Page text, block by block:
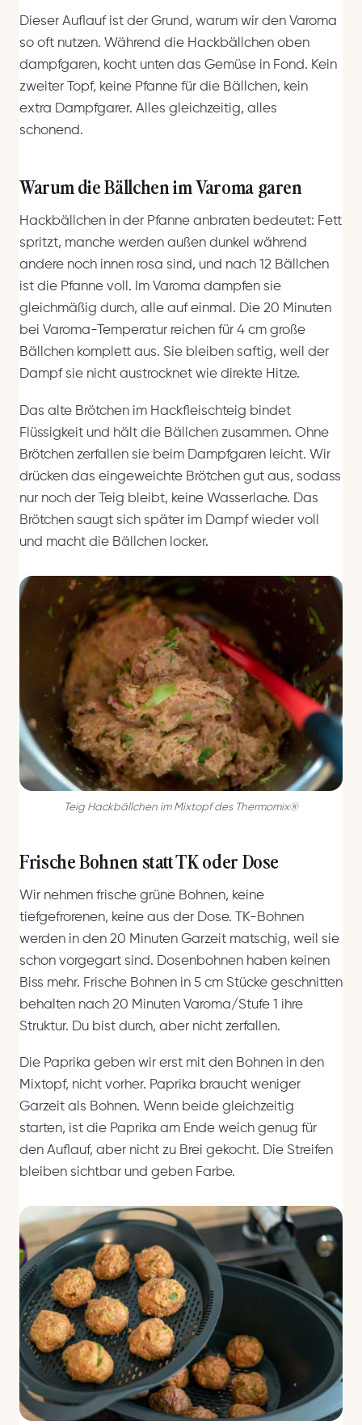
Dieser Auflauf ist der Grund, warum wir den Varoma
so oft nutzen. Während die Hackbällchen oben
dampfgaren, kocht unten das Gemüse in Fond. Kein
zweiter Topf, keine Pfanne für die Bällchen, kein
extra Dampfgarer. Alles gleichzeitig, alles
schonend.
Warum die Bällchen im Varoma garen
Hackbällchen in der Pfanne anbraten bedeutet: Fett
spritzt, manche werden außen dunkel während
andere noch innen rosa sind, und nach 12 Bällchen
ist die Pfanne voll. Im Varoma dampfen sie
gleichmäßig durch, alle auf einmal. Die 20 Minuten
bei Varoma-Temperatur reichen für 4 cm große
Bällchen komplett aus. Sie bleiben saftig, weil der
Dampf sie nicht austrocknet wie direkte Hitze.
Das alte Brötchen im Hackfleischteig bindet
Flüssigkeit und hält die Bällchen zusammen. Ohne
Brötchen zerfallen sie beim Dampfgaren leicht. Wir
drücken das eingeweichte Brötchen gut aus, sodass
nur noch der Teig bleibt, keine Wasserlache. Das
Brötchen saugt sich später im Dampf wieder voll
und macht die Bällchen locker.
Teig Hackbällchen im Mixtopf des Thermomix®
Frische Bohnen statt TK oder Dose
Wir nehmen frische grüne Bohnen, keine
tiefgefrorenen, keine aus der Dose. TK-Bohnen
werden in den 20 Minuten Garzeit matschig, weil sie
schon vorgegart sind. Dosenbohnen haben keinen
Biss mehr. Frische Bohnen in 5 cm Stücke geschnitten
behalten nach 20 Minuten Varoma/Stufe 1 ihre
Struktur. Du bist durch, aber nicht zerfallen.
Die Paprika geben wir erst mit den Bohnen in den
Mixtopf, nicht vorher. Paprika braucht weniger
Garzeit als Bohnen. Wenn beide gleichzeitig
starten, ist die Paprika am Ende weich genug für
den Auflauf, aber nicht zu Brei gekocht. Die Streifen
bleiben sichtbar und geben Farbe.